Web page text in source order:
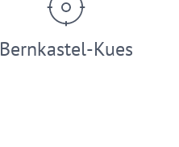
Bernkastel-Kues